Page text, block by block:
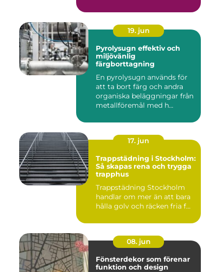
19. jun
Pyrolysugn effektiv och
miljövänlig
färgborttagning
En pyrolysugn används för
att ta bort färg och andra
organiska beläggningar från
metallföremål med h...
17. jun
Trappstädning i Stockholm:
Så skapas rena och trygga
trapphus
Trappstädning Stockholm
handlar om mer än att bara
hålla golv och räcken fria f...
08. jun
Fönsterdekor som förenar
funktion och design